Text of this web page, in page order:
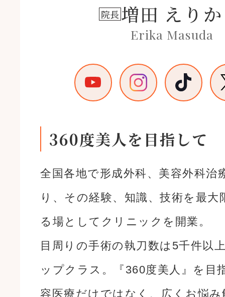
院長増田 えりか
Erika Masuda
360度美人を目指して
全国各地で形成外科、美容外科治
り、その経験、知識、技術を最大
る場としてクリニックを開業。
目周りの手術の執刀数は5千件以
ップクラス。『360度美人』を目
容医療だけではなく、広くお悩み